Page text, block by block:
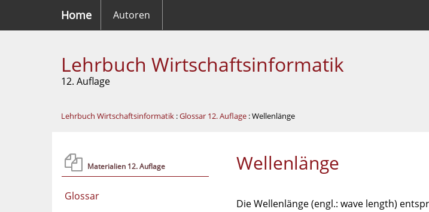
Home Autoren
Lehrbuch Wirtschaftsinformatik
12. Auflage
Lehrbuch Wirtschaftsinformatik :Glossar 12. Auflage : Wellenlänge
Materialien 12. Auflage
Glossar
Wellenlänge
Die Wellenlänge (engl.: wave length)